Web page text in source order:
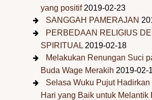
yang positif 2019-02-23
SANGGAH PAMERAJAN
PERBEDAAN RELIGIUS
SPIRITUAL 2019-02-18
Melakukan Renungan Suci
Buda Wage Merakih 2019-02-
Selasa Wuku Pujut
Hari yang Baik untuk Melantik